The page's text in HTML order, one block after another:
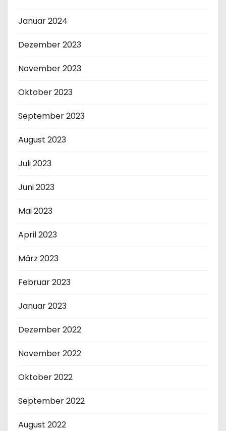
Januar 2024
Dezember 2023
November 2023
Oktober 2023
September 2023
August 2023
Juli 2023
Juni 2023
Mai 2023
April 2023
März 2023
Februar 2023
Januar 2023
Dezember 2022
November 2022
Oktober 2022
September 2022
August 2022